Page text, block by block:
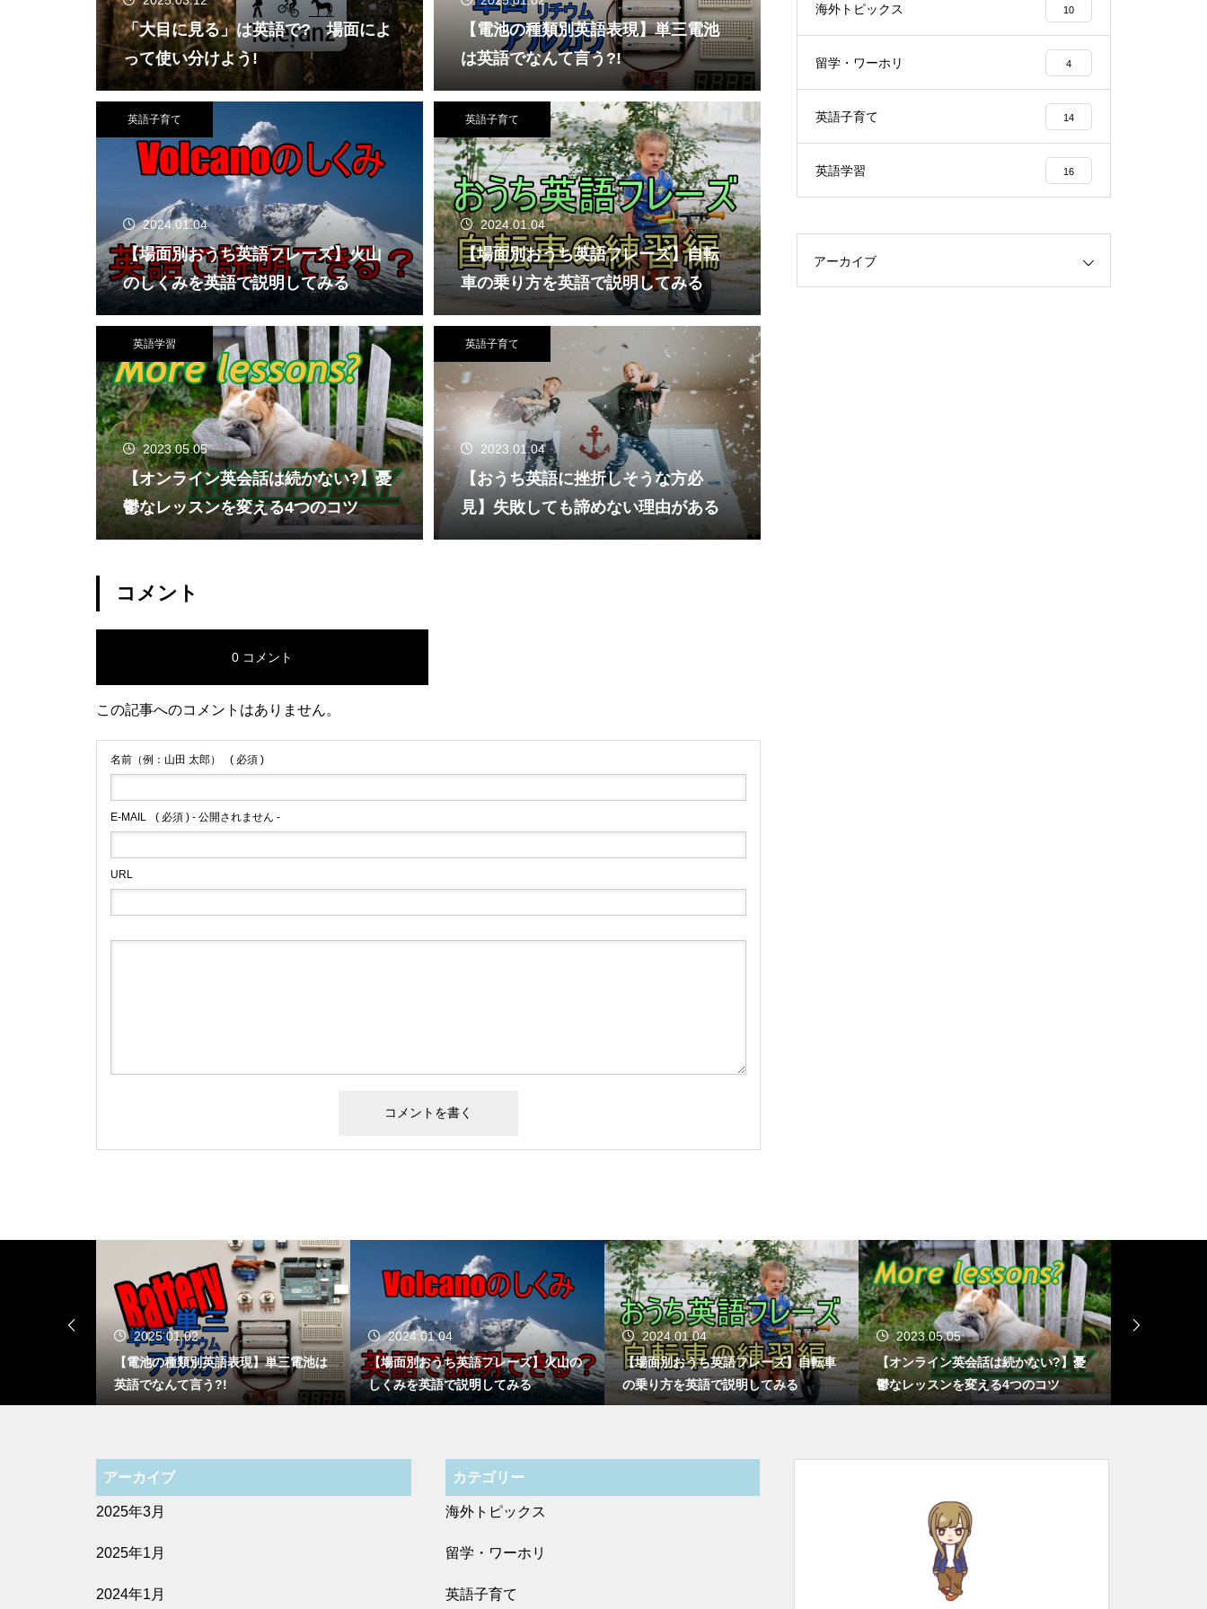
「大目に見る」は英語で? 場面によ
って使い分けよう!
【電池の種類別英語表現】単三電池
は英語でなんて言う?!
英語子育て
2024.01.04
【場面別おうち英語フレーズ】火山
のしくみを英語で説明してみる
英語子育て
2024.01.04
【場面別おうち英語フレーズ】自転
車の乗り方を英語で説明してみる
英語学習
2023.05.05
【オンライン英会話は続かない?】憂
鬱なレッスンを変える4つのコツ
英語子育て
2023.01.04
【おうち英語に挫折しそうな方必
見】失敗しても諦めない理由がある
コメント
0 コメント
この記事へのコメントはありません。
名前（例：山田 太郎） ( 必須 )
E-MAIL ( 必須 ) - 公開されません -
URL
海外トピックス 10
留学・ワーホリ 4
英語子育て 14
英語学習 16
アーカイブ
2025.01.02
【電池の種類別英語表現】単三電池は
英語でなんて言う?!
2024.01.04
【場面別おうち英語フレーズ】火山の
しくみを英語で説明してみる
2024.01.04
【場面別おうち英語フレーズ】自転車
の乗り方を英語で説明してみる
2023.05.05
【オンライン英会話は続かない?】憂
鬱なレッスンを変える4つのコツ
アーカイブ
2025年3月
2025年1月
2024年1月
カテゴリー
海外トピックス
留学・ワーホリ
英語子育て